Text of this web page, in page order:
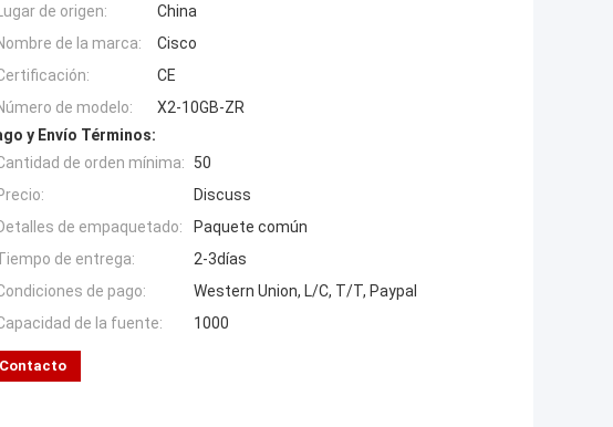
de origen:
China
de la marca:
Cisco
CE
de modelo:
X2-10GB-ZR
y Envío Términos:
de orden mínima:
50
Discuss
de empaquetado:
Paquete común
de entrega:
2-3días
de pago:
Western Union, L/C, T/T, Paypal
de la fuente:
1000
Contacto